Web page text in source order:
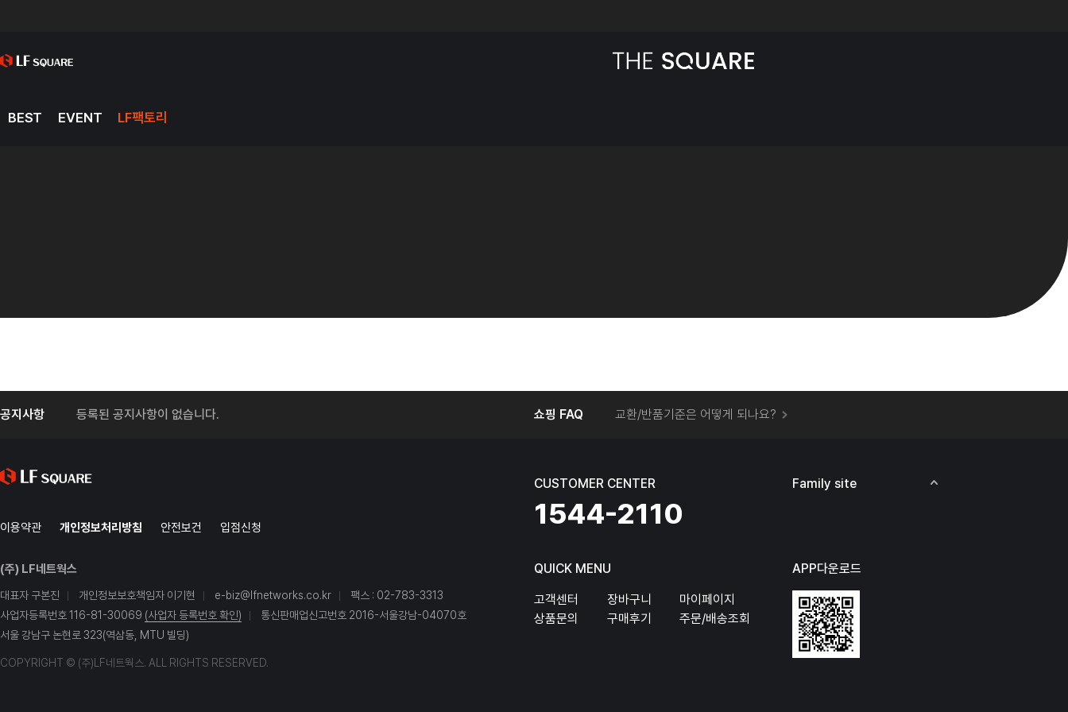
BEST EVENT LF팩토리
공지사항 등록된 공지사항이 없습니다. 쇼핑 FAQ
온라인에서 주문 후 오프라인 매장에서 상품을 수령할 수 있나요?
교환/반품기준은 어떻게 되나요?
온라인에서 구매한 상품 오프라인에서 반품이 가능한가요?
이용약관 개인정보처리방침 안전보건 입점신청
(주) LF네트웍스
대표자 구본진 개인정보보호책임자 이기현 e-biz@lfnetworks.co.kr
팩스 : 02-783-3313
사업자등록번호 116-81-30069 (사업자 등록번호 확인)
통신판매업신고번호 2016-서울강남-04070호
서울 강남구 논현로 323(역삼동, MTU 빌딩)
COPYRIGHT © (주)LF네트웍스. ALL RIGHTS RESERVED.
CUSTOMER CENTER
1544-2110
Family site
QUICK MENU
고객센터 장바구니
마이페이지
상품문의
구매후기 주문/배송조회
APP다운로드